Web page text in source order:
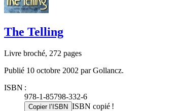
The Telling
Livre broché, 272 pages
Publié 10 octobre 2002 par Gollancz.
ISBN :
978-1-85798-332-6
Copier l’ISBN ISBN copié !